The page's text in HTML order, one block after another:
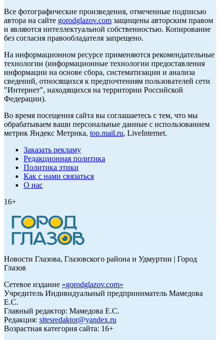
Все фотографические произведения, отмеченные подписью
автора на сайте gorodglazov.com защищены авторским правом
и являются интеллектуальной собственностью. Копирование
без согласия правообладателя запрещено.
На информационном ресурсе применяются рекомендательные
технологии (информационные технологии предоставления
информации на основе сбора, систематизации и анализа
сведений, относящихся к предпочтениям пользователей сети
"Интернет", находящихся на территории Российской
Федерации).
Во время посещения сайта вы соглашаетесь с тем, что мы
обрабатываем ваши персональные данные с использованием
метрик Яндекс Метрика, top.mail.ru, LiveInternet.
Заказать рекламу
Редакционная политика
Политика этики
Как с нами связаться
О нас
16+
Новости Глазова, Глазовского района и Удмуртии | Город
Глазов
Сетевое издание «gorodglazov.com»
Учредитель Индивидуальный предприниматель Мамедова
Е.С.
Главный редактор: Мамедова Е.С.
Редакция: sitesredaktor@yandex.ru
Возрастная категория сайта: 16+